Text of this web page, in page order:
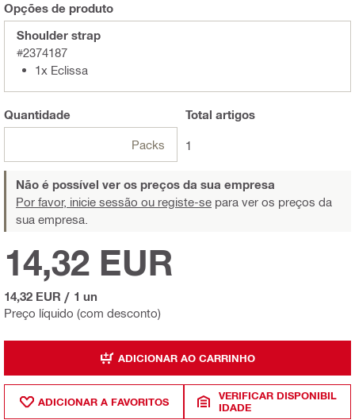
Opções de produto
Shoulder strap
#2374187
1x Eclissa
Quantidade
Packs
Total artigos
1
Não é possível ver os preços da sua empresa
Por favor, inicie sessão ou registe-se para ver os preços da
sua empresa.
Preço líquido (com desconto)
14,32 EUR
14,32 EUR / 1 un
ADICIONAR AO CARRINHO
ADICIONAR A FAVORITOS
VERIFICAR DISPONIBIL
IDADE